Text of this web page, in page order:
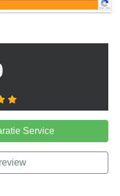
Service